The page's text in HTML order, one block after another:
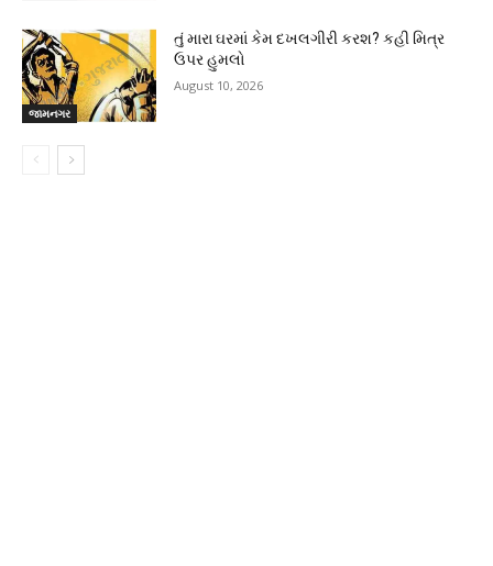
જામનગર
તું મારા ઘરમાં કેમ દખલગીરી કરશ? કહી મિત્ર
ઉપર હુમલો
August 10, 2026